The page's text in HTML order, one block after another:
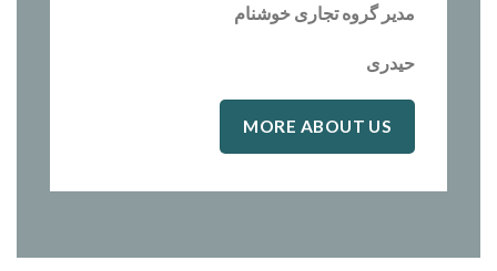
مدیر گروه تجاری خوشنام
حیدری
MORE ABOUT US